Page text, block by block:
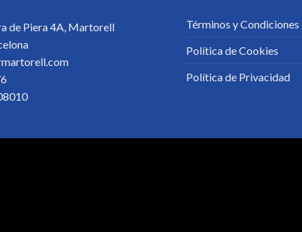
de Piera 4A, Martorell
Términos y Condiciones
Política de Cookies
Política de Privacidad